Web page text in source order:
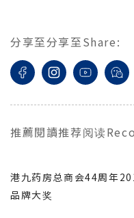
分享至分享至Share:
推薦閱讀推荐阅读
港九药房总商会44周年
品牌大奖